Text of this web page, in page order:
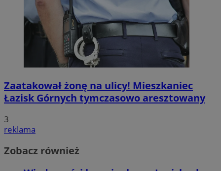
Zaatakował żonę na ulicy! Mieszkaniec
Łazisk Górnych tymczasowo aresztowany
3
reklama
Zobacz również